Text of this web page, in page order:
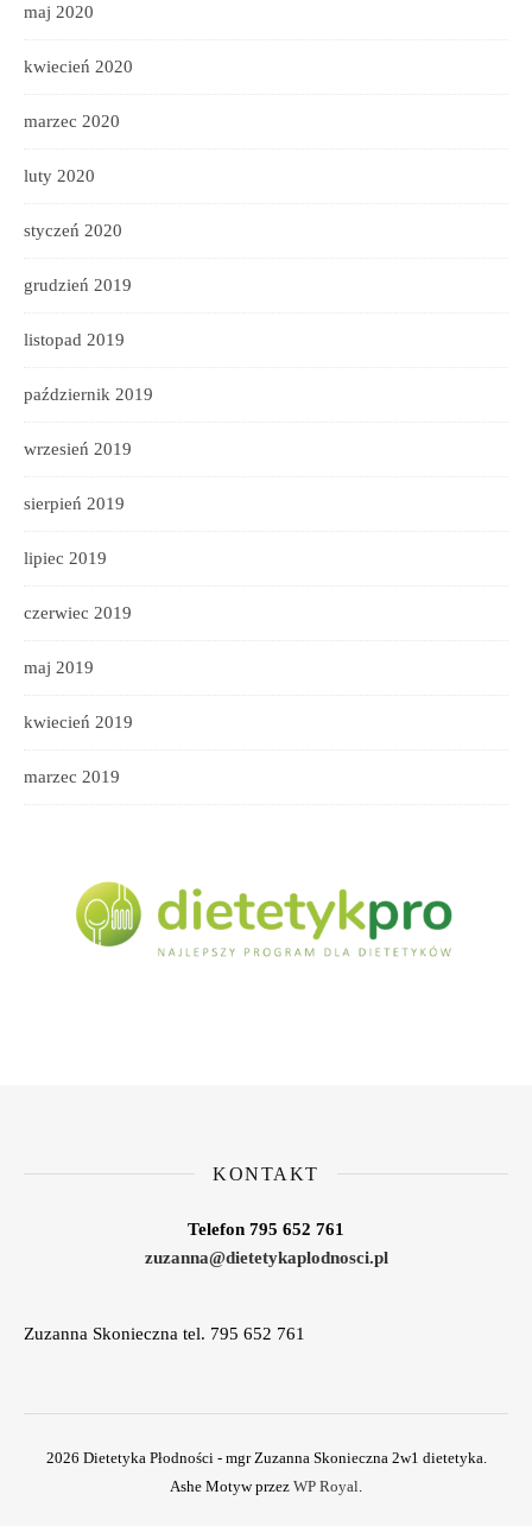
maj 2020
kwiecień 2020
marzec 2020
luty 2020
styczeń 2020
grudzień 2019
listopad 2019
październik 2019
wrzesień 2019
sierpień 2019
lipiec 2019
czerwiec 2019
maj 2019
kwiecień 2019
marzec 2019
KONTAKT
Telefon 795 652 761
zuzanna@dietetykaplodnosci.pl
Zuzanna Skonieczna tel. 795 652 761
2026 Dietetyka Płodności - mgr Zuzanna Skonieczna 2w1 dietetyka.
Ashe Motyw przez WP Royal